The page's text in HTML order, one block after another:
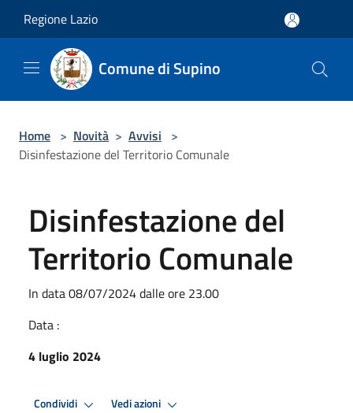
Regione Lazio
Comune di Supino
Home > Novità > Avvisi >
Disinfestazione del Territorio Comunale
Disinfestazione del
Territorio Comunale
In data 08/07/2024 dalle ore 23.00
Data :
4 luglio 2024
Condividi Vedi azioni